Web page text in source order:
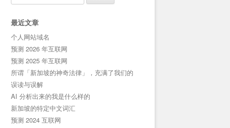
for:
最近文章
个人网站域名
预测 2026 年互联网
预测 2025 年互联网
所谓「新加坡的神奇法律」，充满了我们的
误读与误解
AI 分析出来的我是什么样的
新加坡的特定中文词汇
预测 2024 互联网